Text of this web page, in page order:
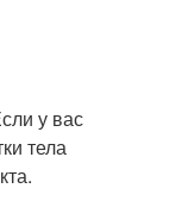
у вас
тела